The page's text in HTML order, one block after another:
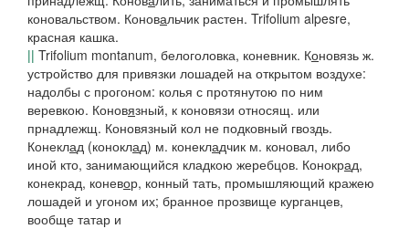
коновальством. Коновальчик растен. Trifolium alpesre,
красная кашка.
|| Trifolium montanum, белоголовка, коневник. Коновязь ж.
устройство для привязки лошадей на открытом воздухе:
надолбы с прогоном: колья с протянутою по ним
веревкою. Коновязный, к коновязи относящ. или
прнадлежщ. Коновязный кол не подковный гвоздь.
Конеклад (коноклад) м. конекладчик м. коновал, либо
иной кто, занимающийся кладкою жеребцов. Конокрад,
конекрад, коневор, конный тать, промышляющий кражею
лошадей и угоном их; бранное прозвище курганцев,
вообще татар и